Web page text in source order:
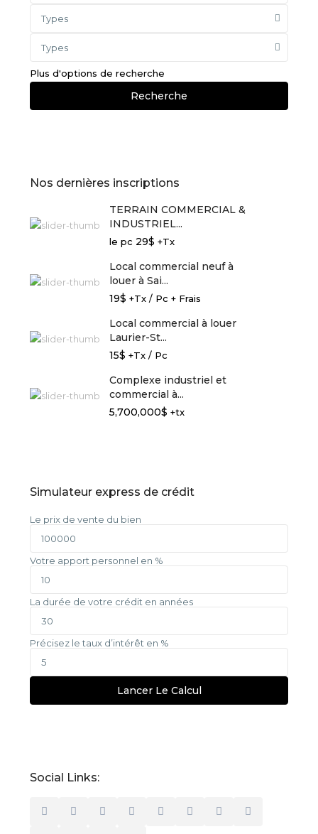
Types
Types
Plus d'options de recherche
Recherche
Nos dernières inscriptions
TERRAIN COMMERCIAL &
INDUSTRIEL...
le pc 29$ +Tx
Local commercial neuf à
louer à Sai...
19$ +Tx / Pc + Frais
Local commercial à louer
Laurier-St...
15$ +Tx / Pc
Complexe industriel et
commercial à...
5,700,000$ +tx
Simulateur express de crédit
Le prix de vente du bien
Votre apport personnel en %
La durée de votre crédit en années
Précisez le taux d’intérêt en %
Lancer Le Calcul
Social Links: